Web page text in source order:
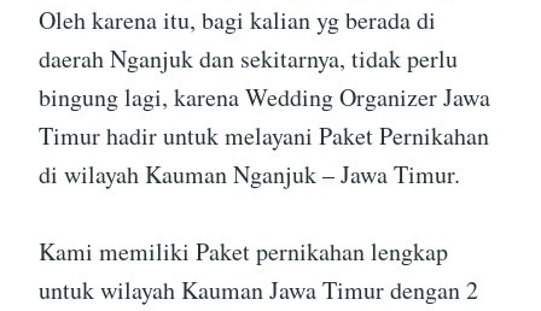
Oleh karena itu, bagi kalian yg berada di
daerah Nganjuk dan sekitarnya, tidak perlu
bingung lagi, karena Wedding Organizer Jawa
Timur hadir untuk melayani Paket Pernikahan
di wilayah Kauman Nganjuk – Jawa Timur.
Kami memiliki Paket pernikahan lengkap
untuk wilayah Kauman Jawa Timur dengan 2